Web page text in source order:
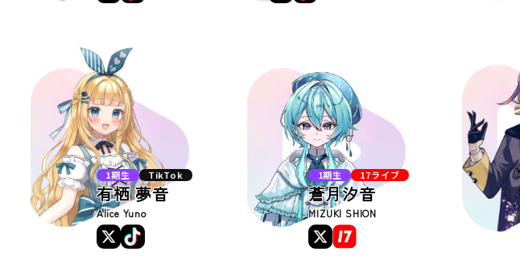
1期生 TikTok
有栖 夢音
Alice Yuno
1期生 17ライブ
蒼月汐音
MIZUKI SHION